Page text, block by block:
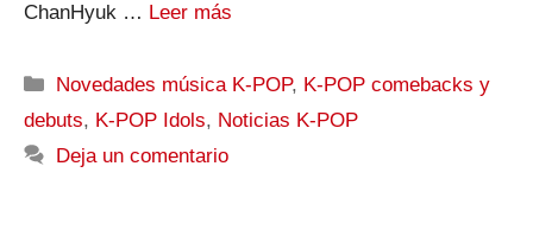
ChanHyuk … Leer más
Categorías
Novedades música K-POP, K-POP comebacks y
debuts, K-POP Idols, Noticias K-POP
Deja un comentario